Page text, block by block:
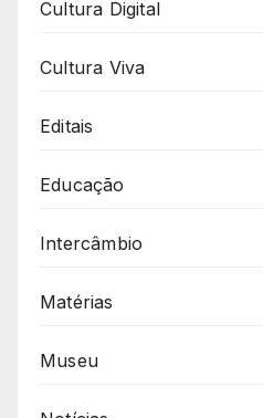
Cultura Digital
Cultura Viva
Editais
Educação
Intercâmbio
Matérias
Museu